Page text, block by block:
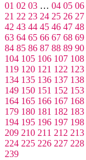
01 02 03 … 04 05 06
21 22 23 24 25 26 27
42 43 44 45 46 47 48
63 64 65 66 67 68 69
84 85 86 87 88 89 90
104 105 106 107 108
119 120 121 122 123
134 135 136 137 138
149 150 151 152 153
164 165 166 167 168
179 180 181 182 183
194 195 196 197 198
209 210 211 212 213
224 225 226 227 228
239